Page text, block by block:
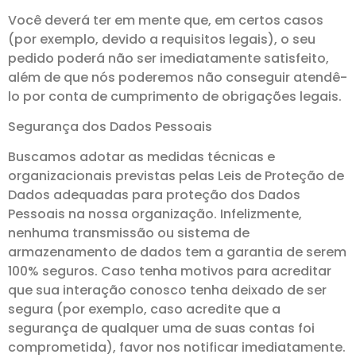
Você deverá ter em mente que, em certos casos
(por exemplo, devido a requisitos legais), o seu
pedido poderá não ser imediatamente satisfeito,
além de que nós poderemos não conseguir atendê-
lo por conta de cumprimento de obrigações legais.
Segurança dos Dados Pessoais
Buscamos adotar as medidas técnicas e
organizacionais previstas pelas Leis de Proteção de
Dados adequadas para proteção dos Dados
Pessoais na nossa organização. Infelizmente,
nenhuma transmissão ou sistema de
armazenamento de dados tem a garantia de serem
100% seguros. Caso tenha motivos para acreditar
que sua interação conosco tenha deixado de ser
segura (por exemplo, caso acredite que a
segurança de qualquer uma de suas contas foi
comprometida), favor nos notificar imediatamente.